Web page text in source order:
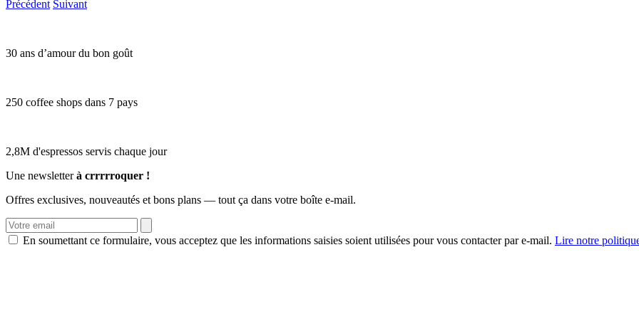
Précédent Suivant
30 ans d’amour du bon goût
250 coffee shops dans 7 pays
2,8M d'espressos servis chaque jour
Une newsletterà crrrrroquer !
Offres exclusives, nouveautés et bons plans — tout ça dans votre boîte e-mail.
En soumettant ce formulaire, vous acceptez que les informations saisies soient utilisées pour vous contacter par e-mail. Lire notre